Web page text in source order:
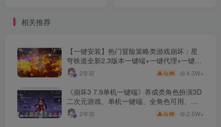
相关推荐
【一键安装】热门冒险策略类游戏崩坏：星
穹铁道全新2.3版本一键端+一键代理+一键启
动+免虚拟机
2年前 88 4.3W+
《崩坏3 7.9单机一键端》养成类角色扮演3D
二次元游戏、单机一键端、全角色可用、无
限资源、附带保姆级安装教程
2年前 66 2.5W+